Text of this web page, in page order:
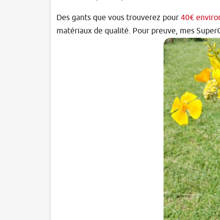
Des gants que vous trouverez pour 40€
matériaux de qualité. Pour preuve, mes